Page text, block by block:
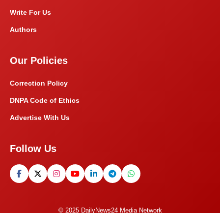
Write For Us
Authors
Our Policies
Correction Policy
DNPA Code of Ethics
Advertise With Us
Follow Us
© 2025 DailyNews24 Media Network